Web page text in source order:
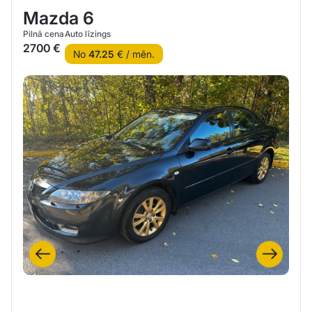
Mazda 6
Pilnā cena
2700 €
Auto līzings
No 47.25 € / mēn.